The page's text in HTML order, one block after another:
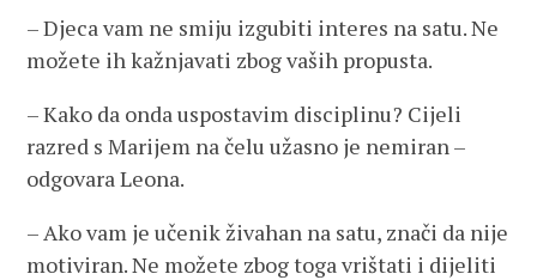
– Djeca vam ne smiju izgubiti interes na satu. Ne
možete ih kažnjavati zbog vaših propusta.
– Kako da onda uspostavim disciplinu? Cijeli
razred s Marijem na čelu užasno je nemiran –
odgovara Leona.
– Ako vam je učenik živahan na satu, znači da nije
motiviran. Ne možete zbog toga vrištati i dijeliti